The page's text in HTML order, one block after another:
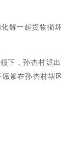
解一起货物损
下，孙杏村派
景在孙杏村辖